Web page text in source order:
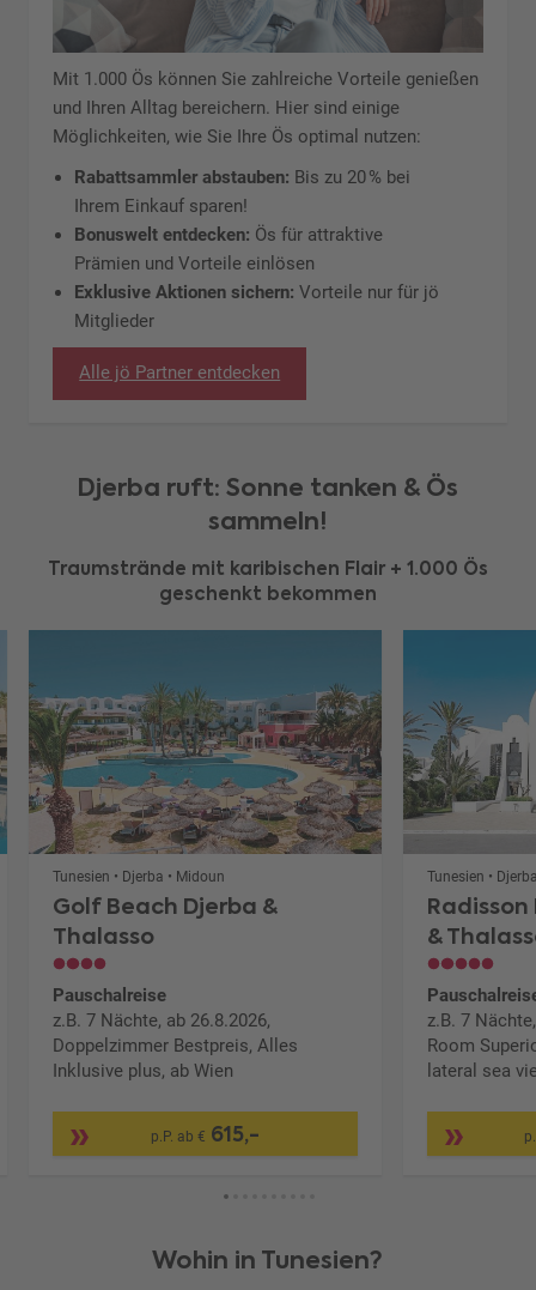
Mit 1.000 Ös können Sie zahlreiche Vorteile genießen
und Ihren Alltag bereichern. Hier sind einige
Möglichkeiten, wie Sie Ihre Ös optimal nutzen:
Rabattsammler abstauben: Bis zu 20 % bei
Ihrem Einkauf sparen!
Bonuswelt entdecken: Ös für attraktive
Prämien und Vorteile einlösen
Exklusive Aktionen sichern: Vorteile nur für jö
Mitglieder
Alle jö Partner entdecken
Djerba ruft: Sonne tanken & Ös
sammeln!
Traumstrände mit karibischen Flair + 1.000 Ös
geschenkt bekommen
Tunesien • Djerba • Midoun
Golf Beach Djerba &
Thalasso
Pauschalreise
z.B. 7 Nächte, ab 26.8.2026,
Doppelzimmer Bestpreis, Alles
Inklusive plus, ab Wien
p.P. ab € 615,-
Tunesien •
Radisson
&
z.B. 7
Room
lateral sea
Wohin in Tunesien?